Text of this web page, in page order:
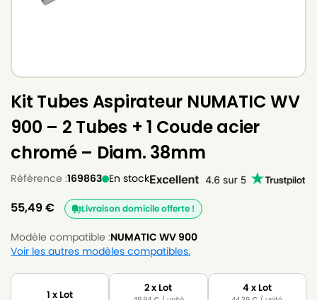
Kit Tubes Aspirateur NUMATIC WV
900 – 2 Tubes + 1 Coude acier
chromé – Diam. 38mm
Référence :169863 En stock
55,49€ Livraison domicile offerte !
Modèle compatible :NUMATIC WV 900
Voir les autres modèles compatibles.
1 x Lot
2 x Lot 4 x Lot